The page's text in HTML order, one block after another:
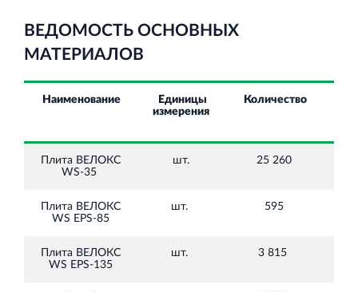
ВЕДОМОСТЬ ОСНОВНЫХ
МАТЕРИАЛОВ
Наименование
Единицы
измерения
Количество
Плита ВЕЛОКС
WS-35
шт. 25 260
Плита ВЕЛОКС
WS EPS-85
шт. 595
Плита ВЕЛОКС
WS EPS-135
шт. 3 815